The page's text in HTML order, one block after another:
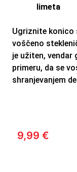
limeta
Ugriznite konico
voščeno
je užiten,
primeru, da se
shranjevanjem
9,99 €